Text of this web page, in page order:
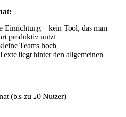
Einrichtung – kein Tool, das man
produktiv nutzt
Teams hoch
liegt hinter den allgemeinen
(bis zu 20 Nutzer)